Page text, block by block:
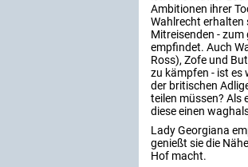
Ambitionen ihrer
Wahlrecht erhalten
Mitreisenden - zum
empfindet. Auch
Ross), Zofe und
zu kämpfen - ist es
der britischen
teilen müssen? Als
diese einen
Lady Georgiana
genießt sie die
Hof macht.